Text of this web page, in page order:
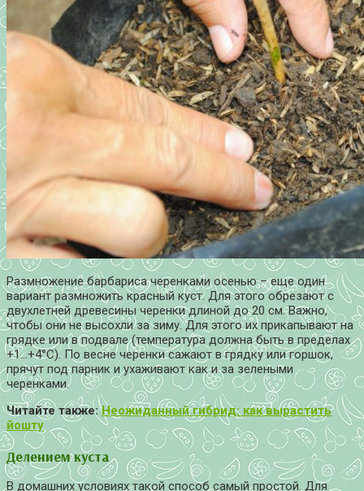
Размножение барбариса черенками осенью – еще один
вариант размножить красный куст. Для этого обрезают с
двухлетней древесины черенки длиной до 20 см. Важно,
чтобы они не высохли за зиму. Для этого их прикапывают на
грядке или в подвале (температура должна быть в пределах
+1…+4°С). По весне черенки сажают в грядку или горшок,
прячут под парник и ухаживают как и за зелеными
черенками.
Читайте также:Неожиданный гибрид: как вырастить
йошту
Делением куста
В домашних условиях такой способ самый простой. Для